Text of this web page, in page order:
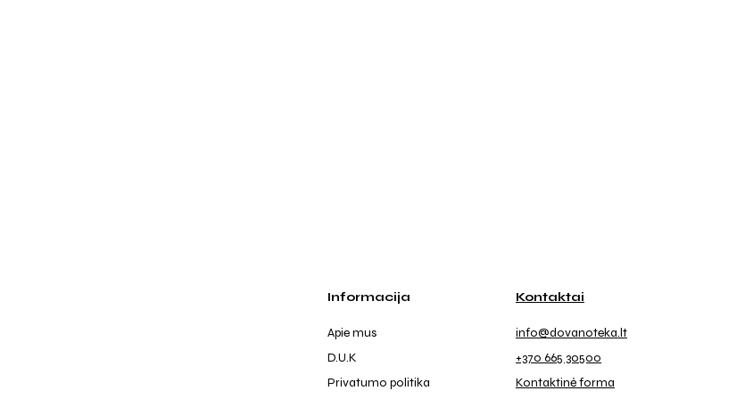
Informacija
Apie mus
D.U.K
Privatumo politika
Kontaktai
info@dovanoteka.lt
+370 665 30500
Kontaktinė forma